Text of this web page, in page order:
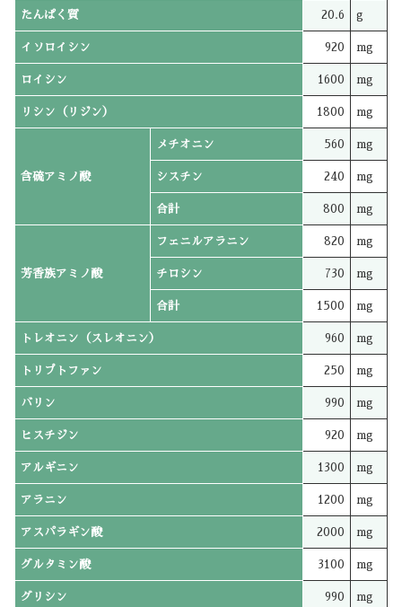
たんぱく質 20.6 g
イソロイシン 920 mg
ロイシン 1600 mg
リシン（リジン） 1800 mg
含硫アミノ酸
メチオニン 560 mg
シスチン 240 mg
合計 800 mg
芳香族アミノ酸
フェニルアラニン 820 mg
チロシン 730 mg
合計 1500 mg
トレオニン（スレオニン） 960 mg
トリプトファン 250 mg
バリン 990 mg
ヒスチジン 920 mg
アルギニン 1300 mg
アラニン 1200 mg
アスパラギン酸 2000 mg
グルタミン酸 3100 mg
グリシン 990 mg